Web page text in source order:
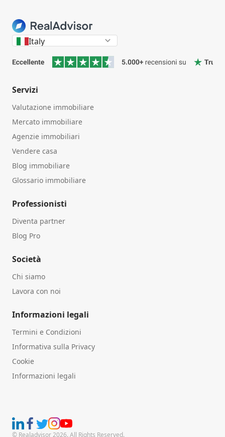
Italy
Servizi
Valutazione immobiliare
Mercato immobiliare
Agenzie immobiliari
Vendere casa
Blog immobiliare
Glossario immobiliare
Professionisti
Diventa partner
Blog Pro
Società
Chi siamo
Lavora con noi
Informazioni legali
Termini e Condizioni
Informativa sulla Privacy
Cookie
Informazioni legali
© Realadvisor 2026. All Rights Reserved.